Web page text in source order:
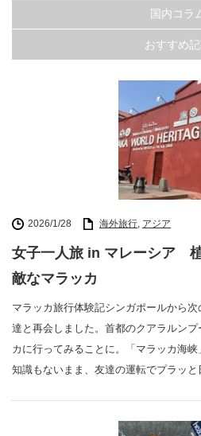
国内コラ
おすすめ
2026/1/28 海外旅行 アジア
女子一人旅 in マレーシア
敵なマラッカ
マラッカ旅行体験記シンガポールから
達と再会しました。首都のクアラルン
カに行ってみることに。「マラッカ海
知識もないまま、友達の運転でプラッと